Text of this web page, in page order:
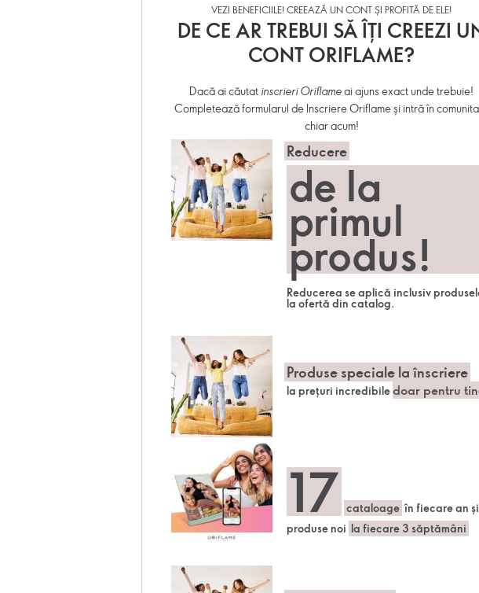
VEZI BENEFICIILE! CREEAZĂ UN CONT ȘI PROFITĂ DE ELE!
DE CE AR TREBUI SĂ ÎȚI CREEZI
CONT ORIFLAME?
Dacă ai căutat inscrieri Oriflameai ajuns exact unde trebuie!
Completează formularul de Inscriere Oriflame și intră în
chiar acum!
Reducere
de la
primul
produs!
Reducerea se aplică inclusiv
la ofertă din catalog.
Produse speciale la înscriere
la prețuri incredibiledoar pentru
17 cataloage în fiecare an și
produse noi la fiecare 3 săptămâni